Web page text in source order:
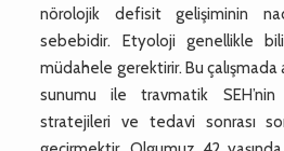
nörolojik defisit gelişiminin
sebebidir. Etyoloji genellikle
müdahele gerektirir. Bu çalışmada
sunumu ile travmatik
stratejileri ve tedavi sonrası